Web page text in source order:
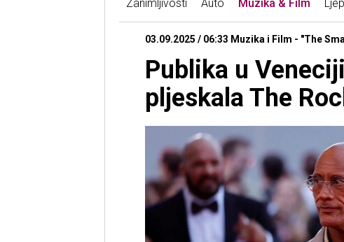
Zanimljivosti Auto Muzika & Film
03.09.2025 / 06:33 Muzika i Film - "The
Publika u
pljeskala The